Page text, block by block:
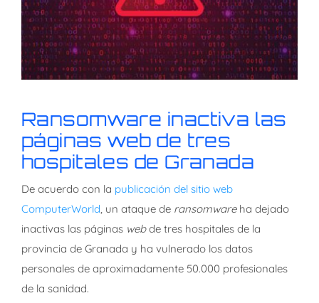
Ransomware inactiva las
páginas web de tres
hospitales de Granada
De acuerdo con la publicación del sitio web
ComputerWorld, un ataque de ransomware ha dejado
inactivas las páginas webde tres hospitales de la
provincia de Granada y ha vulnerado los datos
personales de aproximadamente 50.000 profesionales
de la sanidad.